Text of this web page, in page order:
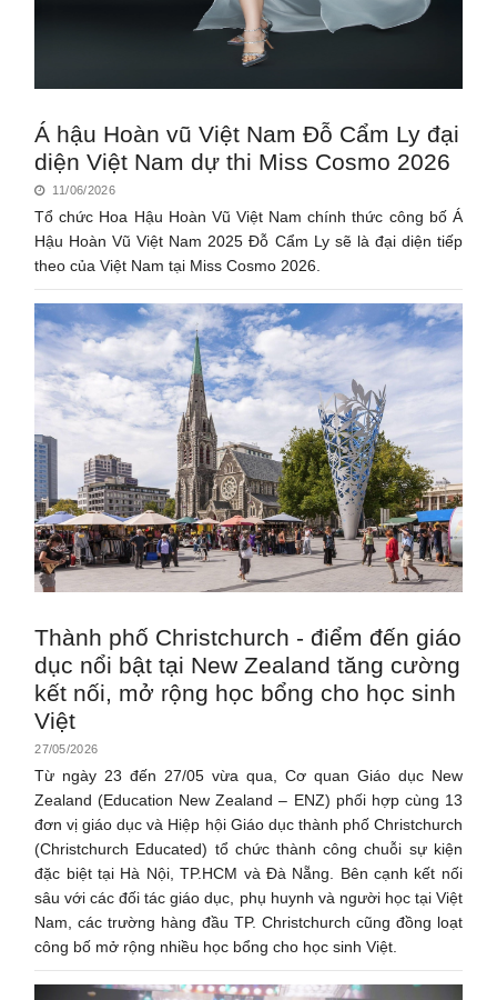
Á hậu Hoàn vũ Việt Nam Đỗ Cẩm Ly đại
diện Việt Nam dự thi Miss Cosmo 2026
11/06/2026
Tổ chức Hoa Hậu Hoàn Vũ Việt Nam chính thức công bố Á
Hậu Hoàn Vũ Việt Nam 2025 Đỗ Cẩm Ly sẽ là đại diện tiếp
theo của Việt Nam tại Miss Cosmo 2026.
Thành phố Christchurch - điểm đến giáo
dục nổi bật tại New Zealand tăng cường
kết nối, mở rộng học bổng cho học sinh
Việt
27/05/2026
Từ ngày 23 đến 27/05 vừa qua, Cơ quan Giáo dục New
Zealand (Education New Zealand – ENZ) phối hợp cùng 13
đơn vị giáo dục và Hiệp hội Giáo dục thành phố Christchurch
(Christchurch Educated) tổ chức thành công chuỗi sự kiện
đặc biệt tại Hà Nội, TP.HCM và Đà Nẵng. Bên cạnh kết nối
sâu với các đối tác giáo dục, phụ huynh và người học tại Việt
Nam, các trường hàng đầu TP. Christchurch cũng đồng loạt
công bố mở rộng nhiều học bổng cho học sinh Việt.